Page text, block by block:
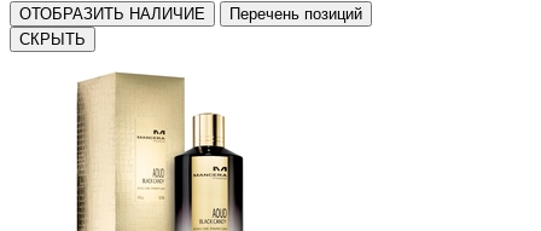
ОТОБРАЗИТЬ НАЛИЧИЕ
Перечень позиций
СКРЫТЬ